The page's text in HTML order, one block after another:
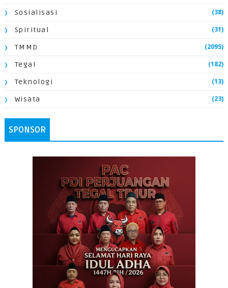
Sosialisasi (38)
Spiritual (31)
TMMD (2095)
Tegal (182)
Teknologi (13)
Wisata (23)
SPONSOR